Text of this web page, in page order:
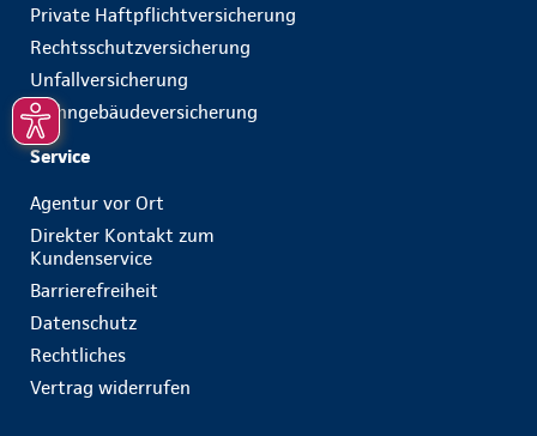
Private Haftpflichtversicherung
Rechtsschutzversicherung
Unfallversicherung
Wohngebäudeversicherung
Service
Agentur vor Ort
Direkter Kontakt zum
Kundenservice
Barrierefreiheit
Datenschutz
Rechtliches
Vertrag widerrufen